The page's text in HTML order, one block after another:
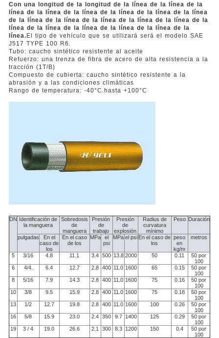
Con una longitud de la longitud de la línea de la línea de la
línea de la línea de la línea de la línea de la línea de la línea
de la línea de la línea de la línea de la línea de la línea de la
línea de la línea de la línea de la línea de la línea de la
línea.El tipo de vehículo que se utilizará será el modelo SAE
J517 TYPE 100 R6.
Tubo: caucho sintético resistente al aceite
Refuerzo: una trenza de fibra de acero de alta resistencia a la
tracción (1T/B)
Compuesto de cubierta: caucho sintético resistente a la
abrasión y a las condiciones climáticas
Rango de temperatura: -40°C hasta +100°C
DN Identificación de
la manguera
Sobredosis
de
manguera
Presión
de
trabajo
Presión
de
explosión
Radius de
curvatura
mínimo
Peso Duración
pulgadas
En el
caso de
los
En el caso
de los
MPa
el
psi
MPa el psi En el caso de
los
peso
en
kg/m
metros
5 3/16 4.8 11.1 3.4 500 13.8 2000 50 0.11
50 por
100
6
4/4. 6.4 12.7 2.8 400 11.0 1600 65 0.15
50 por
100
8
5/16 7.9 14.3 2.8 400 11.0 1600 75 0.16
50 por
100
10
3/8 9.5 15.9 2.8 400 11.0 1600 75 0.18
50 por
100
13
1/2 12.7 19.8 2.8 400 11.0 1600 100 0.26
50 por
100
16
5/8 15.9 23.0 2.4 350 9.7 1400 125 0.29
50 por
100
19
3 / 4 19.0 26.6 2.1 300 8.3 1200 150 0.4
50 por
100